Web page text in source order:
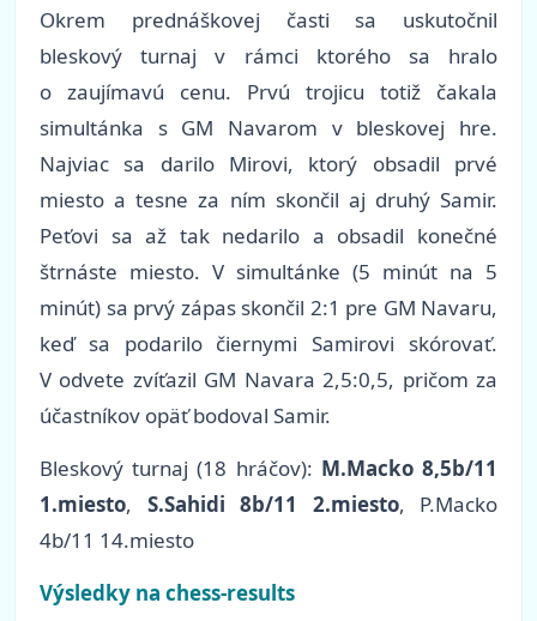
Okrem prednáškovej časti sa uskutočnil
bleskový turnaj v rámci ktorého sa hralo
o zaujímavú cenu. Prvú trojicu totiž čakala
simultánka s GM Navarom v bleskovej hre.
Najviac sa darilo Mirovi, ktorý obsadil prvé
miesto a tesne za ním skončil aj druhý Samir.
Peťovi sa až tak nedarilo a obsadil konečné
štrnáste miesto. V simultánke (5 minút na 5
minút) sa prvý zápas skončil 2:1 pre GM Navaru,
keď sa podarilo čiernymi Samirovi skórovať.
V odvete zvíťazil GM Navara 2,5:0,5, pričom za
účastníkov opäť bodoval Samir.
Bleskový turnaj (18 hráčov): M.Macko 8,5b/11
1.miesto, S.Sahidi 8b/11 2.miesto, P.Macko
4b/11 14.miesto
Výsledky na chess-results